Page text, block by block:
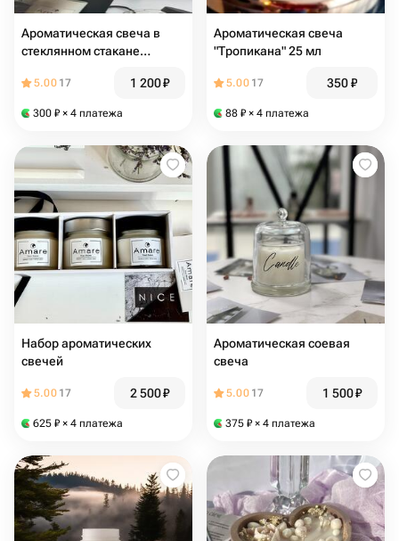
Ароматическая свеча в
стеклянном стакане
5.00 17 1 200₽
300 ₽ × 4 платежа
Ароматическая свеча
"Тропикана" 25 мл
5.00 17 350₽
88 ₽ × 4 платежа
Набор ароматических
свечей
5.00 17 2 500₽
625 ₽ × 4 платежа
Ароматическая соевая
свеча
5.00 17 1 500₽
375 ₽ × 4 платежа